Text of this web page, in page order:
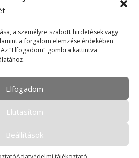
a személyre szabott hirdetések vagy
a forgalom elemzése érdekében
"Elfogadom" gombra kattintva
Elfogadom
Elutasítom
Beállítások